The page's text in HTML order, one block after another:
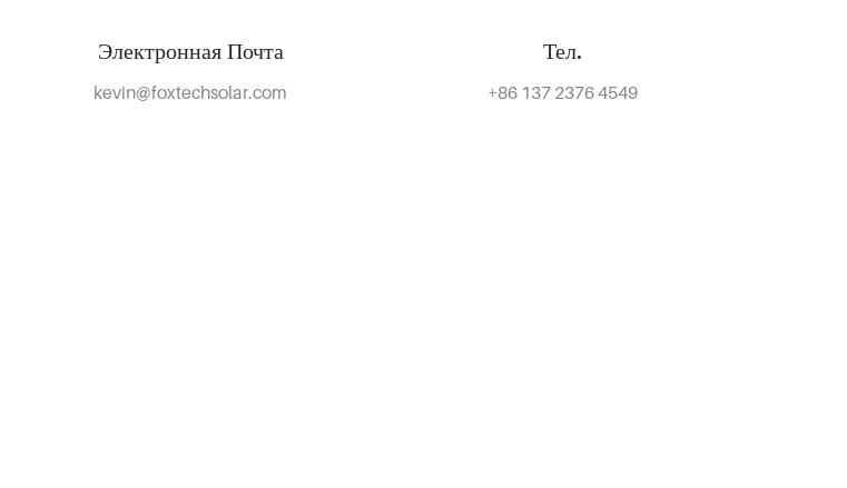
Электронная Почта
kevin@foxtechsolar.com
Тел.
+86 137 2376 4549